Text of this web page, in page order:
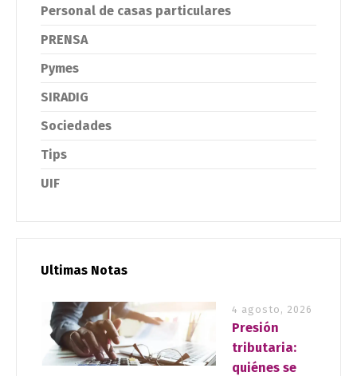
Personal de casas particulares
PRENSA
Pymes
SIRADIG
Sociedades
Tips
UIF
Ultimas Notas
4 agosto, 2026
Presión
tributaria:
quiénes se